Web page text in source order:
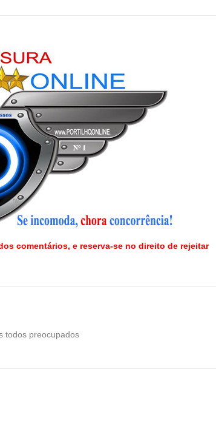
comentários, e reserva-se no direito de rejeitar
todos preocupados